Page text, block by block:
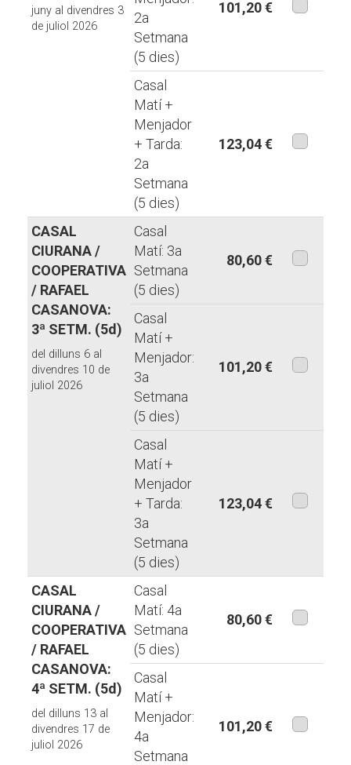
juny al divendres 3
de juliol 2026
2a
Setmana
(5 dies)
101,20 €
Casal
Matí +
Menjador
+ Tarda:
2a
Setmana
(5 dies)
123,04 €
CASAL
CIURANA /
COOPERATIVA
/ RAFAEL
CASANOVA:
3ª SETM. (5d)
del dilluns 6 al
divendres 10 de
juliol 2026
Casal
Matí: 3a
Setmana
(5 dies)
80,60 €
Casal
Matí +
Menjador:
3a
Setmana
(5 dies)
101,20 €
Casal
Matí +
Menjador
+ Tarda:
3a
Setmana
(5 dies)
123,04 €
CASAL
CIURANA /
COOPERATIVA
/ RAFAEL
CASANOVA:
4ª SETM. (5d)
del dilluns 13 al
divendres 17 de
juliol 2026
Casal
Matí: 4a
Setmana
(5 dies)
80,60 €
Casal
Matí +
Menjador:
4a
Setmana
101,20 €